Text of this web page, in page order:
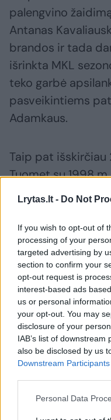
Lrytas.lt - Do Not
If you wish to opt-out of
processing of your
targeted advertising by
section to confirm your
opt-out request is
interest-based ads
us or personal
your opt-out. You may
disclosure of your
IAB’s list of
also be disclosed by us
Downstream Participants
Personal Data
palengvino
Antanas
brandos ir tada
išrinkta MKL
teko garbė
pasveikintiems
Adamkaus.
Taip pat išskirčiau
Tuomet su 1998
sezoną
laimėti. Taip per
netikėtai iš C
kai ketvirtfinalio
Mažeikius. Buvo
Pusfinalyje
krepšinio centrą,
„VKM-I“
Šarūnas
atvažiavo
pirmauja. Tuo
taškų. Visi vaikai